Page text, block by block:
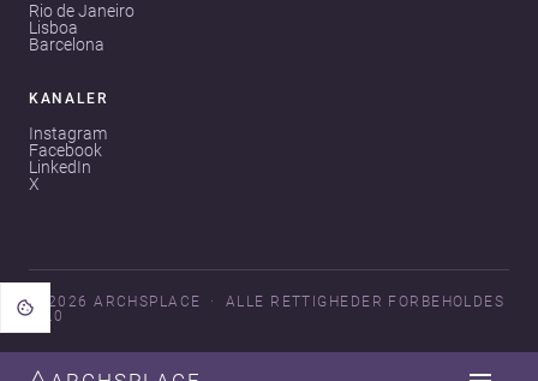
Rio de Janeiro
Lisboa
Barcelona
KANALER
Instagram
Facebook
LinkedIn
X
© 2026 ARCHSPLACE
ALLE RETTIGHEDER FORBEHOLDES
V3.0